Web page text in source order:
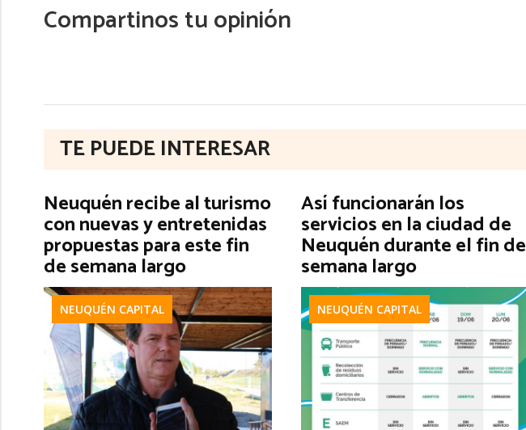
Compartinos tu opinión
TE PUEDE INTERESAR
Neuquén recibe al turismo
con nuevas y entretenidas
propuestas para este fin
de semana largo
NEUQUÉN CAPITAL
Así funcionarán los
servicios en la ciudad de
Neuquén durante el fin de
semana largo
NEUQUÉN CAPITAL